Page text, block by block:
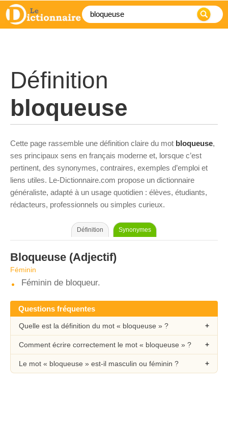
Définition
bloqueuse
Cette page rassemble une définition claire du mot bloqueuse,
ses principaux sens en français moderne et, lorsque c’est
pertinent, des synonymes, contraires, exemples d’emploi et
liens utiles. Le-Dictionnaire.com propose un dictionnaire
généraliste, adapté à un usage quotidien : élèves, étudiants,
rédacteurs, professionnels ou simples curieux.
Définition Synonymes
Bloqueuse (Adjectif)
Féminin
Féminin de bloqueur.
Questions fréquentes
Quelle est la définition du mot « bloqueuse » ?
Comment écrire correctement le mot « bloqueuse » ?
Le mot « bloqueuse » est-il masculin ou féminin ?